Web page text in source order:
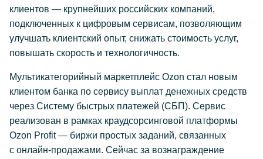
клиентов — крупнейших российских компаний,
подключенных к цифровым сервисам, позволяющим
улучшать клиентский опыт, снижать стоимость услуг,
повышать скорость и технологичность.
Мультикатегорийный маркетплейс Ozon стал новым
клиентом банка по сервису выплат денежных средств
через Систему быстрых платежей (СБП). Сервис
реализован в рамках краудсорсинговой платформы
Ozon Profit — биржи простых заданий, связанных
с онлайн-продажами. Сейчас за вознаграждение